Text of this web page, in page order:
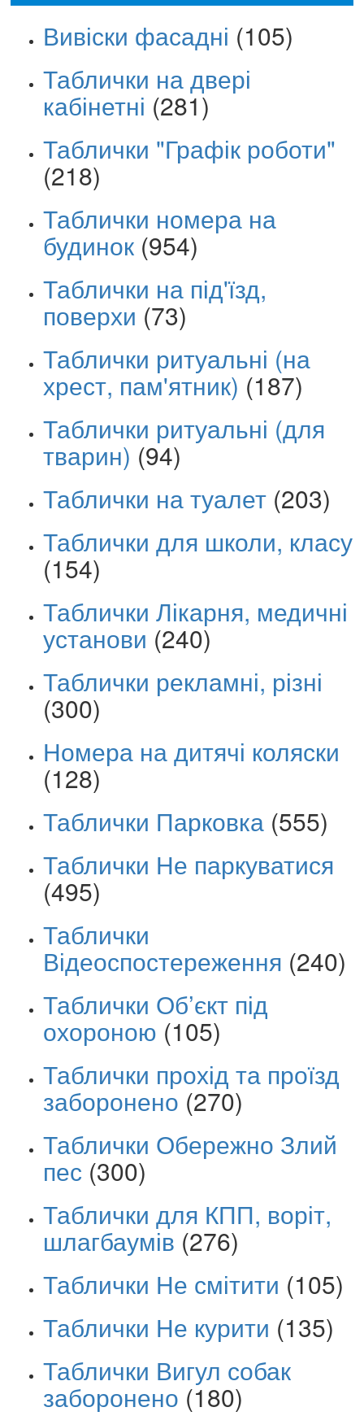
Вивіски фасадні (105)
Таблички на двері
кабінетні (281)
Таблички "Графік роботи"
(218)
Таблички номера на
будинок (954)
Таблички на під'їзд,
поверхи (73)
Таблички ритуальні (на
хрест, пам'ятник) (187)
Таблички ритуальні (для
тварин) (94)
Таблички на туалет (203)
Таблички для школи, класу
(154)
Таблички Лікарня, медичні
установи (240)
Таблички рекламні, різні
(300)
Номера на дитячі коляски
(128)
Таблички Парковка (555)
Таблички Не паркуватися
(495)
Таблички
Відеоспостереження (240)
Таблички Об’єкт під
охороною (105)
Таблички прохід та проїзд
заборонено (270)
Таблички Обережно Злий
пес (300)
Таблички для КПП, воріт,
шлагбаумів (276)
Таблички Не смітити (105)
Таблички Не курити (135)
Таблички Вигул собак
заборонено (180)